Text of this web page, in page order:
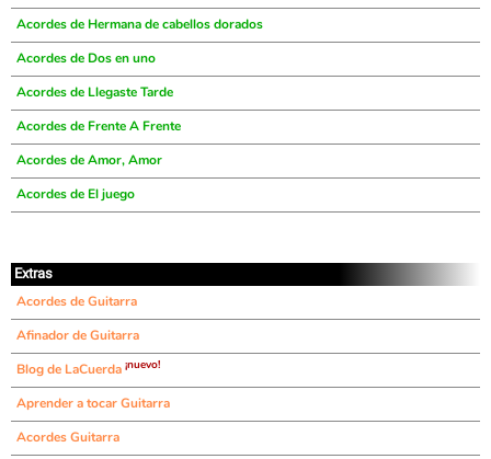
Acordes de Hermana de cabellos dorados
Acordes de Dos en uno
Acordes de Llegaste Tarde
Acordes de Frente A Frente
Acordes de Amor, Amor
Acordes de El juego
Extras
Acordes de Guitarra
Afinador de Guitarra
Blog de LaCuerda ¡nuevo!
Aprender a tocar Guitarra
Acordes Guitarra